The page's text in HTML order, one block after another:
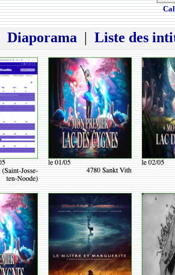
Diaporama | Liste des